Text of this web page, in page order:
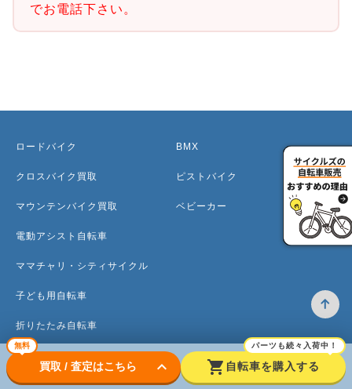
でお電話下さい。
無料
買取 / 査定はこちら keyboard_arrow_down shopping_cart
パーツも続々入荷中！
自転車を購入する
ロードバイク
クロスバイク買取
マウンテンバイク買取
電動アシスト自転車
ママチャリ・シティサイクル
子ども用自転車
折りたたみ自転車
ミニベロ
BMX
ピストバイク
ベビーカー